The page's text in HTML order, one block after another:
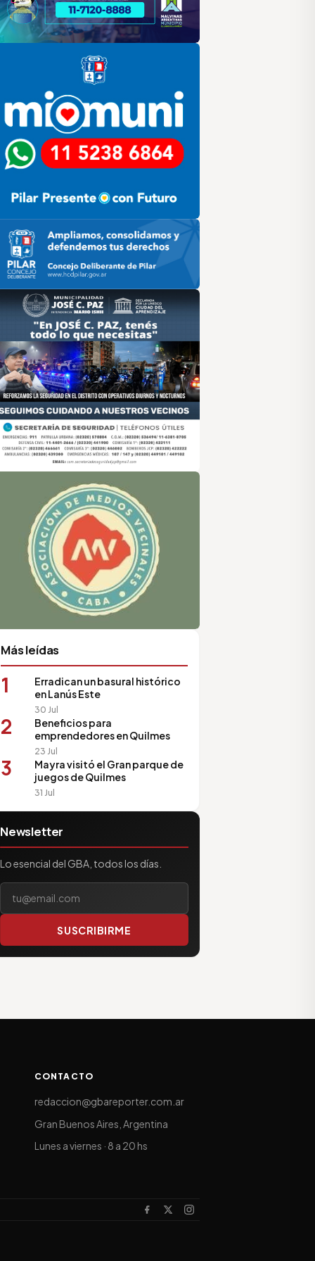
HCD
de Medios Vecinales
Más leídas
1
Erradican un basural histórico
en Lanús Este
30 Jul
2
Beneficios para
emprendedores en Quilmes
23 Jul
3
Mayra visitó el Gran parque de
juegos de Quilmes
31 Jul
Newsletter
Lo esencial del GBA, todos los días.
Tu correo electrónico
SUSCRIBIRME
CONTACTO
redaccion@gbareporter.com.ar
Gran Buenos Aires, Argentina
Lunes a viernes · 8 a 20 hs